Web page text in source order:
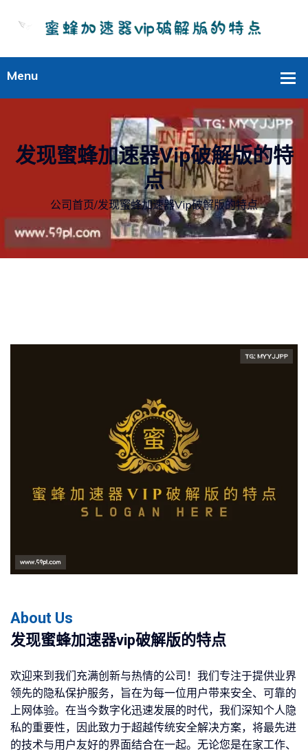
发现蜜蜂加速器vip破解版的特
点
公司首页/发现蜜蜂加速器vip破解版的特点
About Us
发现蜜蜂加速器vip破解版的特点
欢迎来到我们充满创新与热情的公司！我们专注于提供业界
领先的隐私保护服务，旨在为每一位用户带来安全、可靠的
上网体验。在当今数字化迅速发展的时代，我们深知个人隐
私的重要性，因此致力于超越传统安全解决方案，将最先进
的技术与用户友好的界面结合在一起。无论您是在家工作、